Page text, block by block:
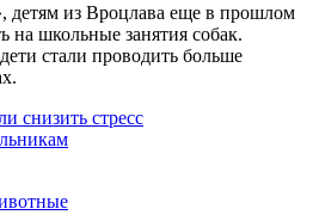
детям из Вроцлава еще в прошлом
на школьные занятия собак.
стали проводить больше
снизить стресс